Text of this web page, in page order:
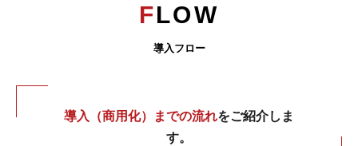
FLOW
導入フロー
導入（商用化）までの流れをご紹介しま
す。